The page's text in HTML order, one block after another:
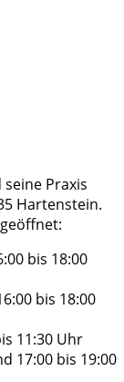
Praxis
Hartenstein.
bis 18:00
bis 18:00
11:30 Uhr
17:00 bis 19:00